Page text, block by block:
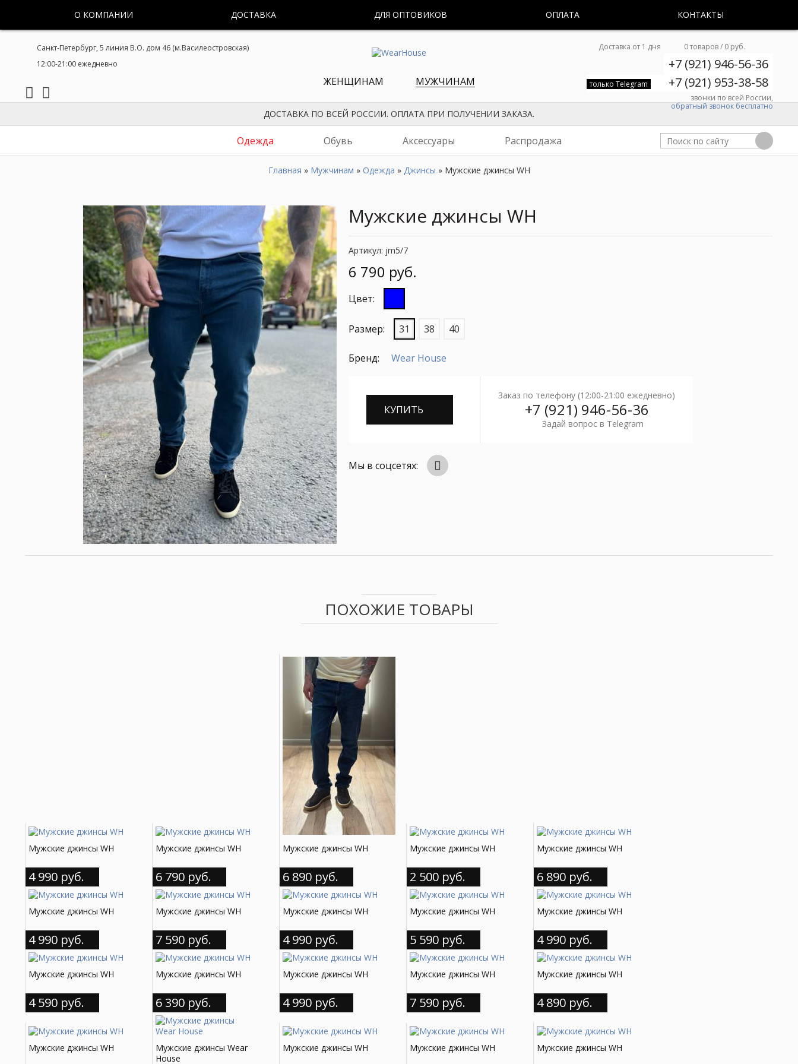
О КОМПАНИИ ДОСТАВКА ДЛЯ ОПТОВИКОВ ОПЛАТА КОНТАКТЫ
Санкт-Петербург, 5 линия В.О. дом 46 (м.Василеостровская)
12:00-21:00 ежедневно
Доставка от 1 дня 0 товаров / 0 руб.
+7 (921) 946-56-36
только Telegram +7 (921) 953-38-58
звонки по всей России,
обратный звонок бесплатно
ЖЕНЩИНАМ МУЖЧИНАМ
ДОСТАВКА ПО ВСЕЙ РОССИИ. ОПЛАТА ПРИ ПОЛУЧЕНИИ ЗАКАЗА.
Одежда Обувь Аксессуары Распродажа
Главная » Мужчинам » Одежда » Джинсы » Мужские джинсы WH
Мужские джинсы WH
Артикул: jm5/7
6 790 руб.
Цвет:
Размер: 31 38 40
Бренд: Wear House
Заказ по телефону (12:00-21:00 ежедневно)
+7 (921) 946-56-36
Задай вопрос в Telegram
Мы в соцсетях:
ПОХОЖИЕ ТОВАРЫ
Мужские джинсы WH
4 990 руб.
Мужские джинсы WH
6 790 руб.
Мужские джинсы WH
6 890 руб.
Мужские джинсы WH
2 500 руб.
Мужские джинсы WH
6 890 руб.
Мужские джинсы WH
4 990 руб.
Мужские джинсы WH
7 590 руб.
Мужские джинсы WH
4 990 руб.
Мужские джинсы WH
5 590 руб.
Мужские джинсы WH
4 990 руб.
Мужские джинсы WH
4 590 руб.
Мужские джинсы WH
6 390 руб.
Мужские джинсы WH
4 990 руб.
Мужские джинсы WH
7 590 руб.
Мужские джинсы WH
4 890 руб.
Мужские джинсы WH
Мужские джинсы Wear
House
Мужские джинсы WH Мужские джинсы WH Мужские джинсы WH